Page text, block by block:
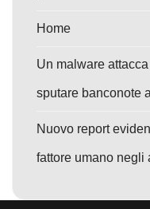
Home
Un malware
sputare banconote
Nuovo report
fattore umano negli